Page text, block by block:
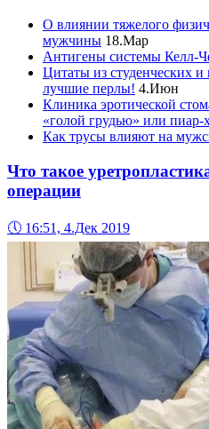
О влиянии тяжелого
мужчины 18.Мар
Антигены системы Келл-
Цитаты из студенческих
лучшие перлы! 4.Июн
Клиника эротической
«голой грудью» или пиар-
Как трусы влияют на
Что такое
операции
🕔 16:51, 4.Дек 2019